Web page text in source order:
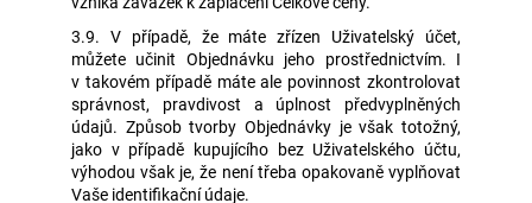
3.9. V případě, že máte zřízen Uživatelský účet,
můžete učinit Objednávku jeho prostřednictvím. I
v takovém případě máte ale povinnost zkontrolovat
správnost, pravdivost a úplnost předvyplněných
údajů. Způsob tvorby Objednávky je však totožný,
jako v případě kupujícího bez Uživatelského účtu,
výhodou však je, že není třeba opakovaně vyplňovat
Vaše identifikační údaje.